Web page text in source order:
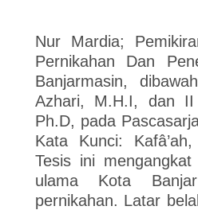
Nur Mardia;
Pernikahan Dan
Banjarmasin,
Azhari, M.H.I, dan
Ph.D, pada
Kata Kunci:
Tesis ini
ulama Kota
pernikahan. Latar